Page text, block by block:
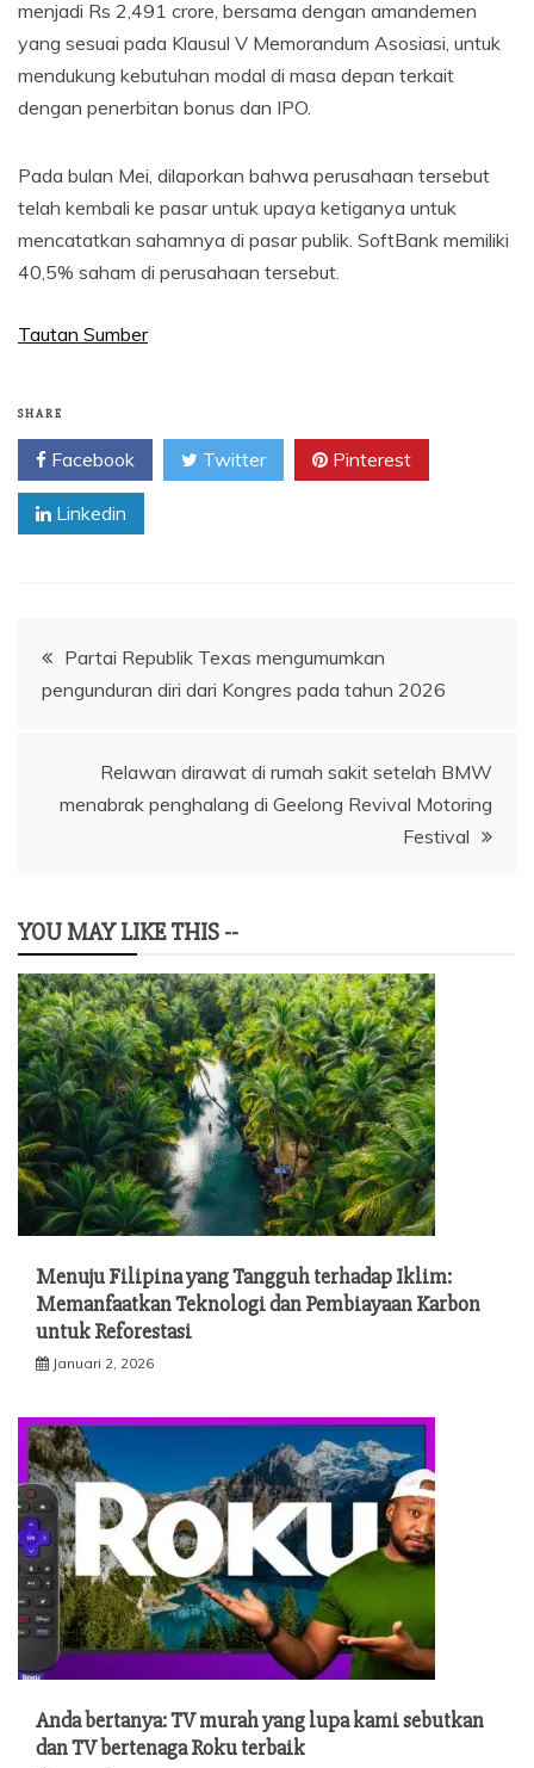
menjadi Rs 2,491 crore, bersama dengan amandemen
yang sesuai pada Klausul V Memorandum Asosiasi, untuk
mendukung kebutuhan modal di masa depan terkait
dengan penerbitan bonus dan IPO.
Pada bulan Mei, dilaporkan bahwa perusahaan tersebut
telah kembali ke pasar untuk upaya ketiganya untuk
mencatatkan sahamnya di pasar publik. SoftBank memiliki
40,5% saham di perusahaan tersebut.
Tautan Sumber
SHARE
Facebook Twitter Pinterest
Linkedin
Navigasi
pos
Partai Republik Texas mengumumkan
pengunduran diri dari Kongres pada tahun 2026
Relawan dirawat di rumah sakit setelah BMW
menabrak penghalang di Geelong Revival Motoring
Festival
YOU MAY LIKE THIS --
Menuju Filipina yang Tangguh terhadap Iklim:
Memanfaatkan Teknologi dan Pembiayaan Karbon
untuk Reforestasi
Januari 2, 2026
Anda bertanya: TV murah yang lupa kami sebutkan
dan TV bertenaga Roku terbaik